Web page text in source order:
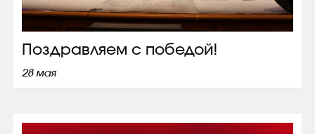
Поздравляем с победой!
28 мая